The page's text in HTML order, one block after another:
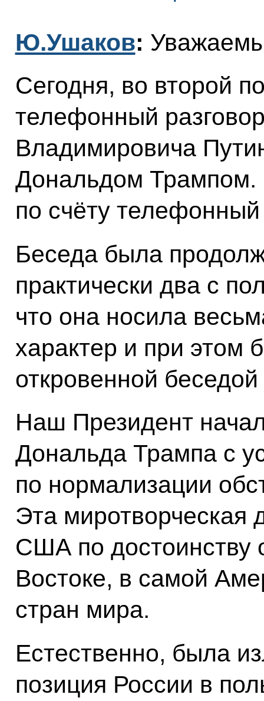
Ю.Ушаков:
Сегодня, во второй
телефонный
Владимировича
Дональдом Трампом.
по счёту телефонный
Беседа была
практически два с
что она носила
характер и при этом
откровенной
Наш Президент
Дональда Трампа с
по нормализации
Эта миротворческая
США по достоинству
Востоке, в самой
стран мира.
Естественно, была
позиция России в